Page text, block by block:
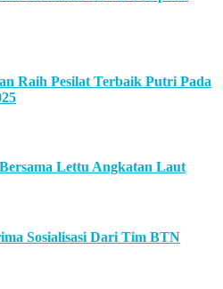
Raih Pesilat Terbaik Putri Pada
Lettu Angkatan Laut
Sosialisasi Dari Tim BTN